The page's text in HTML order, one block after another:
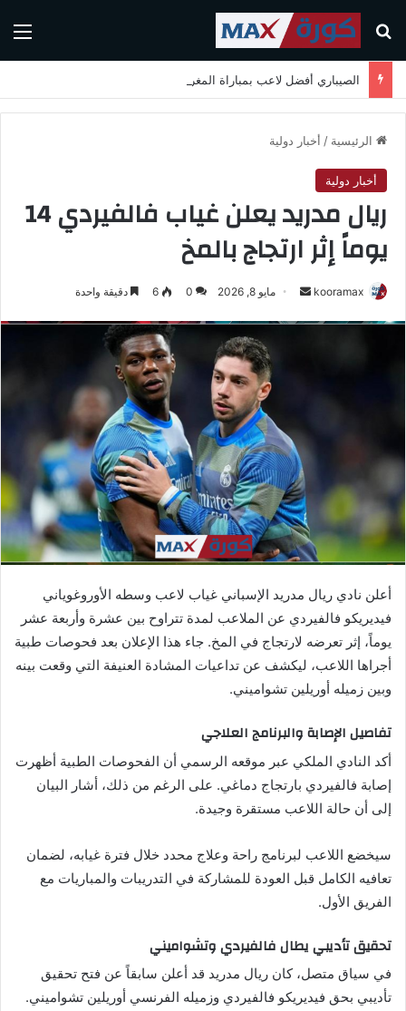
بحث عن
الرئيسية / أخبار دولية
أخبار دولية
ريال مدريد يعلن غياب فالفيردي 14
يوماً إثر ارتجاج بالمخ
kooramax
د
ا
إ
ل
ك
ت
و
ن
ي
ا
مايو 8, 2026 0
6 دقيقة واحدة
أعلن نادي ريال مدريد الإسباني غياب لاعب وسطه الأوروغوياني
فيديريكو فالفيردي عن الملاعب لمدة تتراوح بين عشرة وأربعة عشر
يوماً، إثر تعرضه لارتجاج في المخ. جاء هذا الإعلان بعد فحوصات طبية
أجراها اللاعب، ليكشف عن تداعيات المشادة العنيفة التي وقعت بينه
وبين زميله أوريلين تشواميني.
تفاصيل الإصابة والبرنامج العلاجي
أكد النادي الملكي عبر موقعه الرسمي أن الفحوصات الطبية أظهرت
إصابة فالفيردي بارتجاج دماغي. على الرغم من ذلك، أشار البيان
إلى أن حالة اللاعب مستقرة وجيدة.
سيخضع اللاعب لبرنامج راحة وعلاج محدد خلال فترة غيابه، لضمان
تعافيه الكامل قبل العودة للمشاركة في التدريبات والمباريات مع
الفريق الأول.
تحقيق تأديبي يطال فالفيردي وتشواميني
في سياق متصل، كان ريال مدريد قد أعلن سابقاً عن فتح تحقيق
تأديبي بحق فيديريكو فالفيردي وزميله الفرنسي أوريلين تشواميني.